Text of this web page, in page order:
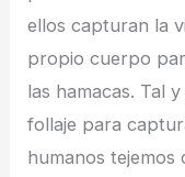
ellos capturan la
propio cuerpo
las hamacas. Tal
follaje para
humanos tejemos